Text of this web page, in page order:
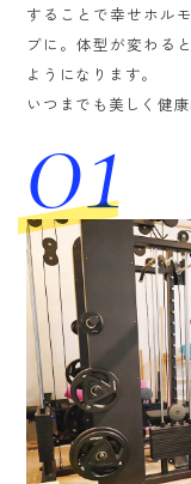
新着情報
スペシャル
コラム
ray.koriyama
することで幸せホル
ブに。体型が変わる
ようになります。
いつまでも美しく健